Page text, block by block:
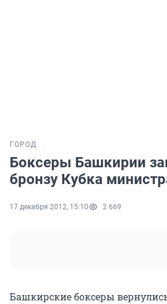
ГОРОД
Боксеры Башкирии
бронзу Кубка
17 декабря 2012, 15:10 2 669
Башкирские боксеры